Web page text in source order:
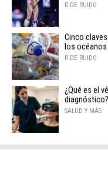
R DE RUIDO
Cinco
los océanos
R DE RUIDO
¿Qué es el
diagnóstico?
SALUD Y MÁS